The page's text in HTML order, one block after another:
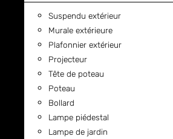
Suspendu extérieur
Murale extérieure
Plafonnier extérieur
Projecteur
Tête de poteau
Poteau
Bollard
Lampe piédestal
Lampe de jardin